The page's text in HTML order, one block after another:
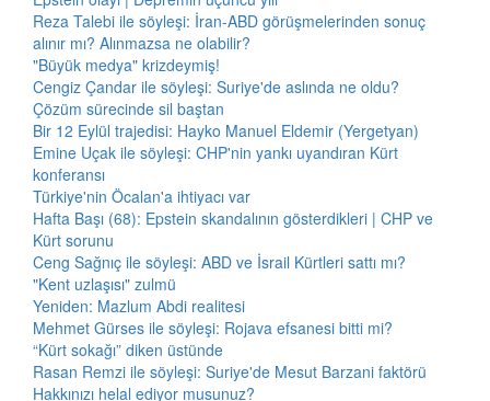
Reza Talebi ile söyleşi: İran-ABD görüşmelerinden sonuç
alınır mı? Alınmazsa ne olabilir?
"Büyük medya" krizdeymiş!
Cengiz Çandar ile söyleşi: Suriye'de aslında ne oldu?
Çözüm sürecinde sil baştan
Bir 12 Eylül trajedisi: Hayko Manuel Eldemir (Yergetyan)
Emine Uçak ile söyleşi: CHP'nin yankı uyandıran Kürt
konferansı
Türkiye'nin Öcalan'a ihtiyacı var
Hafta Başı (68): Epstein skandalının gösterdikleri | CHP ve
Kürt sorunu
Ceng Sağnıç ile söyleşi: ABD ve İsrail Kürtleri sattı mı?
"Kent uzlaşısı" zulmü
Yeniden: Mazlum Abdi realitesi
Mehmet Gürses ile söyleşi: Rojava efsanesi bitti mi?
“Kürt sokağı” diken üstünde
Rasan Remzi ile söyleşi: Suriye'de Mesut Barzani faktörü
Hakkınızı helal ediyor musunuz?